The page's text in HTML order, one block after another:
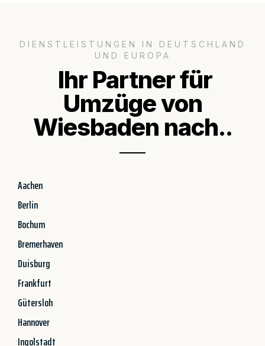
DIENSTLEISTUNGEN IN DEUTSCHLAND
UND EUROPA
Ihr Partner für
Umzüge von
Wiesbaden nach..
Aachen
Berlin
Bochum
Bremerhaven
Duisburg
Frankfurt
Gütersloh
Hannover
Ingolstadt